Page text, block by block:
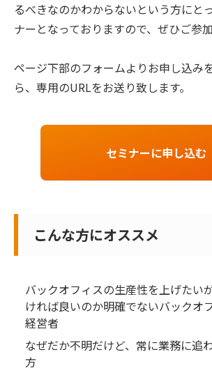
るべきなのかわからないという方にと
ナーとなっておりますので、ぜひご参
ページ下部のフォームよりお申し込み
ら、専用のURLをお送り致します。
セミナーに申し込む
こんな方にオススメ
バックオフィスの生産性を上げたい
ければ良いのか明確でないバックオ
経営者
なぜだか不明だけど、常に業務に追
方